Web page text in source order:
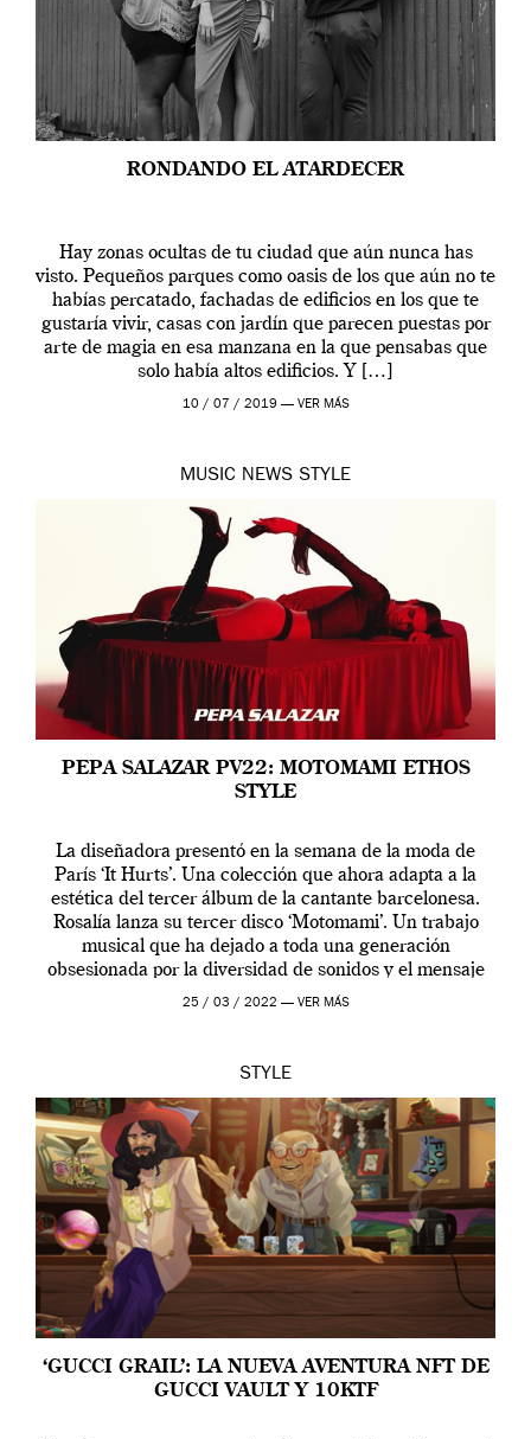
RONDANDO EL ATARDECER
Hay zonas ocultas de tu ciudad que aún nunca has
visto. Pequeños parques como oasis de los que aún no te
habías percatado, fachadas de edificios en los que te
gustaría vivir, casas con jardín que parecen puestas por
arte de magia en esa manzana en la que pensabas que
solo había altos edificios. Y […]
10 / 07 / 2019 — VER MÁS
MUSIC NEWS STYLE
PEPA SALAZAR PV22: MOTOMAMI ETHOS
STYLE
La diseñadora presentó en la semana de la moda de
París ‘It Hurts’. Una colección que ahora adapta a la
estética del tercer álbum de la cantante barcelonesa.
Rosalía lanza su tercer disco ‘Motomami’. Un trabajo
musical que ha dejado a toda una generación
obsesionada por la diversidad de sonidos y el mensaje
profundo que […]
25 / 03 / 2022 — VER MÁS
STYLE
‘GUCCI GRAIL’: LA NUEVA AVENTURA NFT DE
GUCCI VAULT Y 10KTF